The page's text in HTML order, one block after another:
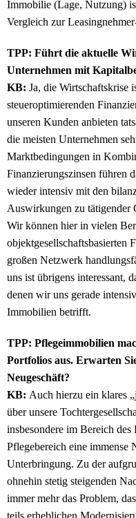
Immobilie (Lage, Nutzung)
Vergleich zur
TPP: Führt die aktuelle
Unternehmen mit
KB: Ja, die Wirtschaftskrise
steueroptimierenden
unseren Kunden anbieten
die meisten Unternehmen
Marktbedingungen in
Finanzierungszinsen führen
wieder intensiv mit den
Auswirkungen zu tätigender
Wir können hier in vielen
objektgesellschaftsbasierten
großen Netzwerk
uns ist übrigens interessant,
denen wir uns gerade
Immobilien betrifft.
TPP: Pflegeimmobilien
Portfolios aus. Erwarten
Neugeschäft?
KB: Auch hierzu ein klares
über unsere
insbesondere im Bereich
Pflegebereich eine immense
Unterbringung. Zu der
ohnehin stetig steigenden
immer mehr das Problem,
teils erheblichen